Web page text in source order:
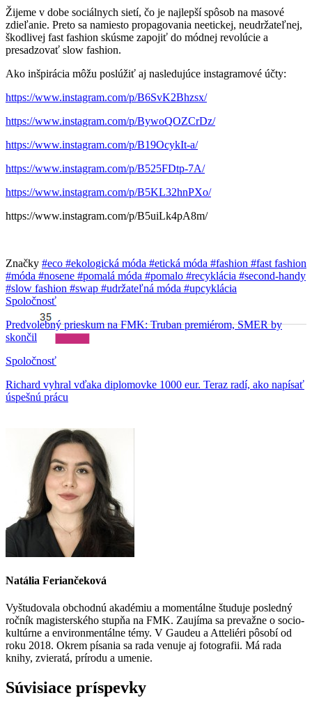
Žijeme v dobe sociálnych sietí, čo je najlepší spôsob na masové
zdieľanie. Preto sa namiesto propagovania neetickej, neudržateľnej,
škodlivej fast fashion skúsme zapojiť do módnej revolúcie a
presadzovať slow fashion.
Ako inšpirácia môžu poslúžiť aj nasledujúce instagramové účty:
https://www.instagram.com/p/B6SvK2Bhzsx/
https://www.instagram.com/p/BywoQOZCrDz/
https://www.instagram.com/p/B19OcykIt-a/
https://www.instagram.com/p/B525FDtp-7A/
https://www.instagram.com/p/B5KL32hnPXo/
https://www.instagram.com/p/B5uiLk4pA8m/
Značky #eco #ekologická móda #etická móda #fashion #fast fashion
#móda #nosene #pomalá móda #pomalo #recyklácia #second-handy
#slow fashion #swap #udržateľná móda #upcyklácia
Spoločnosť
Predvolebný prieskum na FMK: Truban premiérom, SMER by
skončil
Spoločnosť
Richard vyhral vďaka diplomovke 1000 eur. Teraz radí, ako napísať
úspešnú prácu
Natália Feriančeková
Vyštudovala obchodnú akadémiu a momentálne študuje posledný
ročník magisterského stupňa na FMK. Zaujíma sa prevažne o socio-
kultúrne a environmentálne témy. V Gaudeu a Atteliéri pôsobí od
roku 2018. Okrem písania sa rada venuje aj fotografii. Má rada
knihy, zvieratá, prírodu a umenie.
Súvisiace príspevky